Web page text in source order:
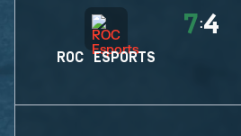
ROC ESPORTS
7:4